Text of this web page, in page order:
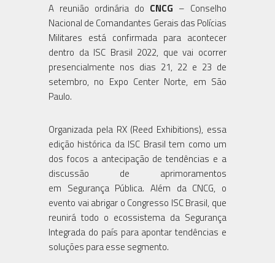
A reunião ordinária do CNCG – Conselho
Nacional de Comandantes Gerais das Polícias
Militares está confirmada para acontecer
dentro da ISC Brasil 2022, que vai ocorrer
presencialmente nos dias 21, 22 e 23 de
setembro, no Expo Center Norte, em São
Paulo.
Organizada pela RX (Reed Exhibitions), essa
edição histórica da ISC Brasil tem como um
dos focos a antecipação de tendências e a
discussão de aprimoramentos
em Segurança Pública. Além da CNCG, o
evento vai abrigar o Congresso ISC Brasil, que
reunirá todo o ecossistema da Segurança
Integrada do país para apontar tendências e
soluções para esse segmento.